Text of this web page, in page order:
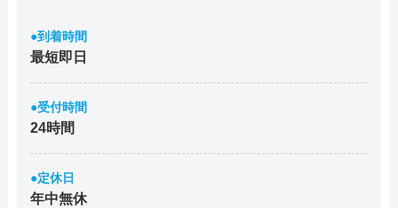
●到着時間
最短即日
●受付時間
24時間
●定休日
年中無休